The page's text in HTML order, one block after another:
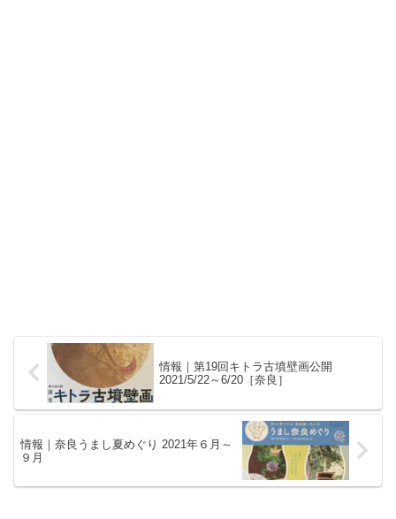
情報｜第19回キトラ古墳壁画公開
2021/5/22～6/20［奈良］
情報｜奈良うまし夏めぐり 2021年６月～
９月